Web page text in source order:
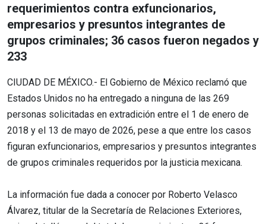
requerimientos contra exfuncionarios,
empresarios y presuntos integrantes de
grupos criminales; 36 casos fueron negados y
233
CIUDAD DE MÉXICO.- El Gobierno de México reclamó que
Estados Unidos no ha entregado a ninguna de las 269
personas solicitadas en extradición entre el 1 de enero de
2018 y el 13 de mayo de 2026, pese a que entre los casos
figuran exfuncionarios, empresarios y presuntos integrantes
de grupos criminales requeridos por la justicia mexicana.
La información fue dada a conocer por Roberto Velasco
Álvarez, titular de la Secretaría de Relaciones Exteriores,